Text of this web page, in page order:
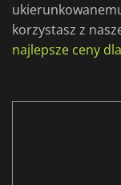
korzystasz z
najlepsze ceny